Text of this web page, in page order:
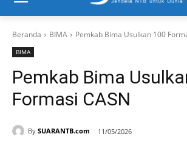
Beranda BIMA Pemkab Bima Usulkan 100
BIMA
Pemkab Bima
Formasi CASN
By SUARANTB.com 11/05/2026